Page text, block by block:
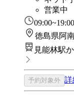
営業中
09:00~19:00
徳島県阿
見能林駅
予約対象外 詳